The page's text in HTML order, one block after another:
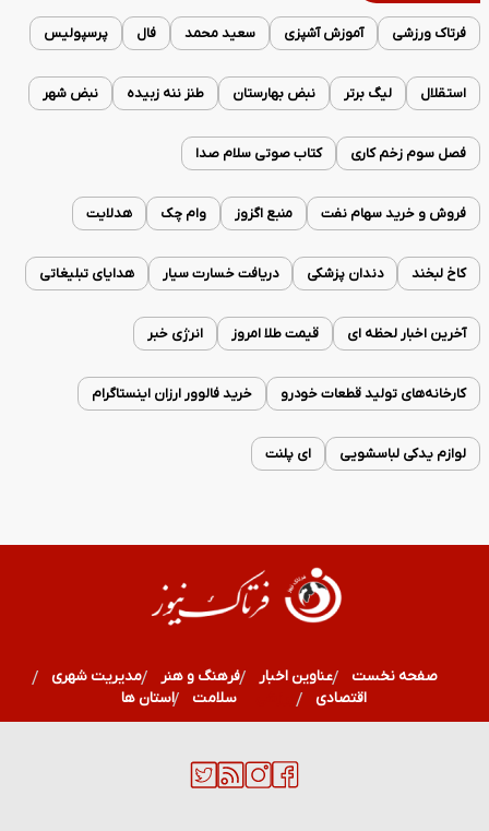
فرتاک ورزشی آموزش آشپزی سعید محمد فال پرسپولیس
استقلال لیگ برتر نبض بهارستان طنز ننه زبیده نبض شهر
فصل سوم زخم کاری کتاب صوتی سلام صدا
فروش و خرید سهام نفت منبع اگزوز وام چک هدلایت
کاخ لبخند دندان پزشکی دریافت خسارت سیار هدایای تبلیغاتی
آخرین اخبار لحظه ای قیمت طلا امروز انرژی خبر
کارخانه‌های تولید قطعات خودرو خرید فالوور ارزان اینستاگرام
لوازم یدکی لباسشویی ای پلنت
صفحه نخست عناوین اخبار فرهنگ و هنر
مدیریت شهری
اقتصادی
ورزشی سلامت استان ها